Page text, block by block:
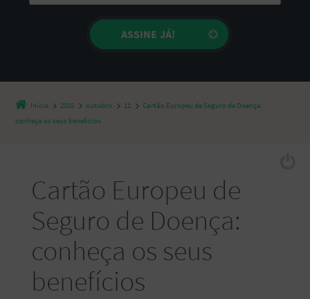
Início 2016 outubro 11
Cartão Europeu de Seguro de Doença:
conheça os seus benefícios
Cartão Europeu de
Seguro de Doença:
conheça os seus
benefícios